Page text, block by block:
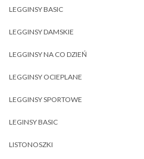
LEGGINSY BASIC
LEGGINSY DAMSKIE
LEGGINSY NA CO DZIEŃ
LEGGINSY OCIEPLANE
LEGGINSY SPORTOWE
LEGINSY BASIC
LISTONOSZKI